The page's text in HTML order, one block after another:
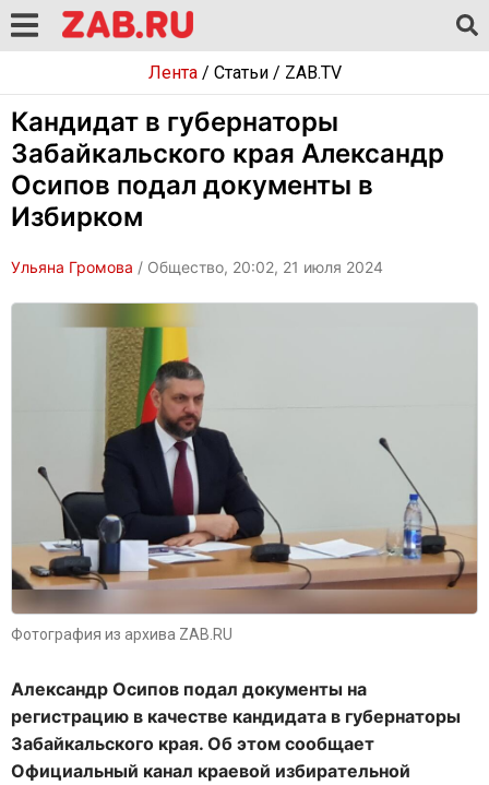
Лента/ Статьи/ ZAB.TV
Кандидат в губернаторы
Забайкальского края Александр
Осипов подал документы в
Избирком
Ульяна Громова / Общество, 20:02, 21 июля 2024
Фотография из архива ZAB.RU
Александр Осипов подал документы на
регистрацию в качестве кандидата в губернаторы
Забайкальского края. Об этом сообщает
Официальный канал краевой избирательной